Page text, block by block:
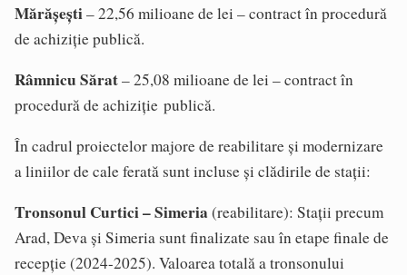
Mărășești– 22,56 milioane de lei – contract în procedură
de achiziție publică.
Râmnicu Sărat– 25,08 milioane de lei – contract în
procedură de achiziție publică.
În cadrul proiectelor majore de reabilitare și modernizare
a liniilor de cale ferată sunt incluse și clădirile de stații:
Tronsonul Curtici – Simeria (reabilitare): Stații precum
Arad, Deva și Simeria sunt finalizate sau în etape finale de
recepție (2024-2025). Valoarea totală a tronsonului